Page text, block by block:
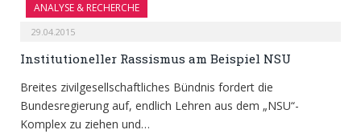
ANALYSE & RECHERCHE
29.04.2015
Institutioneller Rassismus am Beispiel NSU
Breites zivilgesellschaftliches Bündnis fordert die
Bundesregierung auf, endlich Lehren aus dem „NSU“-
Komplex zu ziehen und…